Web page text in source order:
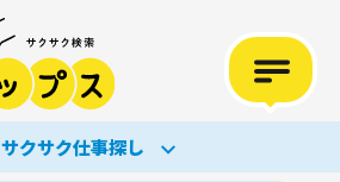
サクサク仕事探し